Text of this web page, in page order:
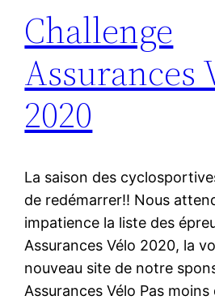
Challenge
Assurances
2020
La saison des
de redémarrer!! Nous
impatience la liste des
Assurances Vélo 2020, la
nouveau site de notre
Assurances Vélo Pas moins